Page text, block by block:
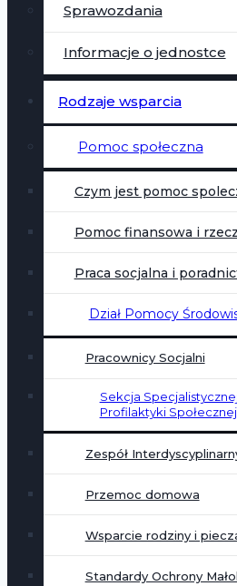
Sprawozdania
Informacje o jednostce
Rodzaje wsparcia
Pomoc społeczna
Czym jest pomoc
Pomoc finansowa i
Praca socjalna i
Dział Pomocy
Pracownicy Socjalni
Sekcja
Profilaktyki Społecznej
Zespół
Przemoc domowa
Wsparcie rodziny i
Standardy Ochrony